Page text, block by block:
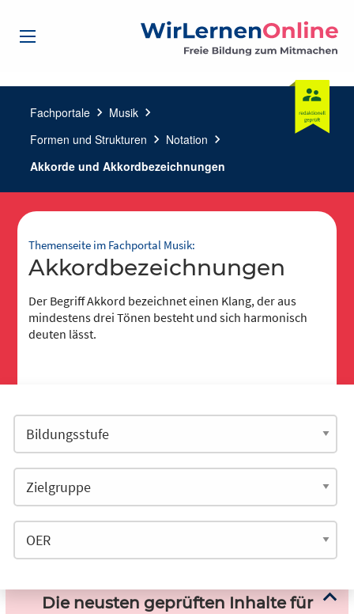
Fachportale chevron_right Musik chevron_right
Formen und Strukturen chevron_right Notation chevron_right
Akkorde und Akkordbezeichnungen
Themenseite im Fachportal Musik:
Akkordbezeichnungen
Der Begriff Akkord bezeichnet einen Klang, der aus
mindestens drei Tönen besteht und sich harmonisch
deuten lässt.
Die neusten geprüften Inhalte für